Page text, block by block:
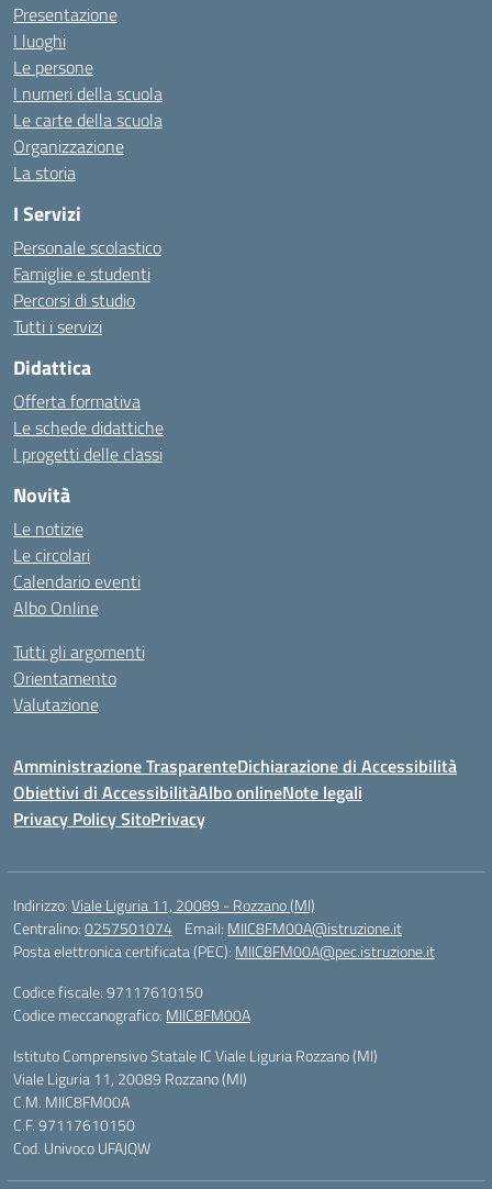
Presentazione
I luoghi
Le persone
I numeri della scuola
Le carte della scuola
Organizzazione
La storia
I Servizi
Personale scolastico
Famiglie e studenti
Percorsi di studio
Tutti i servizi
Didattica
Offerta formativa
Le schede didattiche
I progetti delle classi
Novità
Le notizie
Le circolari
Calendario eventi
Albo Online
Tutti gli argomenti
Orientamento
Valutazione
Amministrazione TrasparenteDichiarazione di Accessibilità
Obiettivi di AccessibilitàAlbo onlineNote legali
Privacy Policy SitoPrivacy
Indirizzo:Viale Liguria 11, 20089 - Rozzano (MI)
Centralino:0257501074 Email: MIIC8FM00A@istruzione.it
Posta elettronica certificata (PEC): MIIC8FM00A@pec.istruzione.it
Codice fiscale: 97117610150
Codice meccanografico: MIIC8FM00A
Istituto Comprensivo Statale IC Viale Liguria Rozzano (MI)
Viale Liguria 11, 20089 Rozzano (MI)
C.M. MIIC8FM00A
C.F. 97117610150
Cod. Univoco UFAJQW